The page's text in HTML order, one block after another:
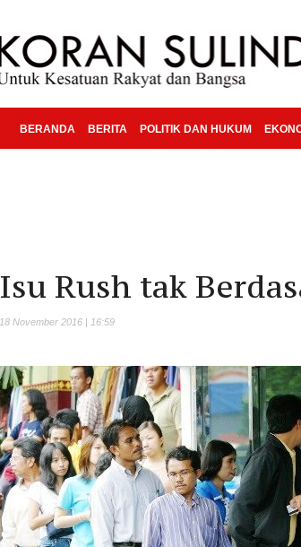
BERANDA BERITA POLITIK DAN HUKUM
Isu Rush tak
18 November 2016 | 16:59